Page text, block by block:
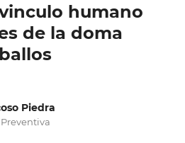
humano
de la doma
Piedra